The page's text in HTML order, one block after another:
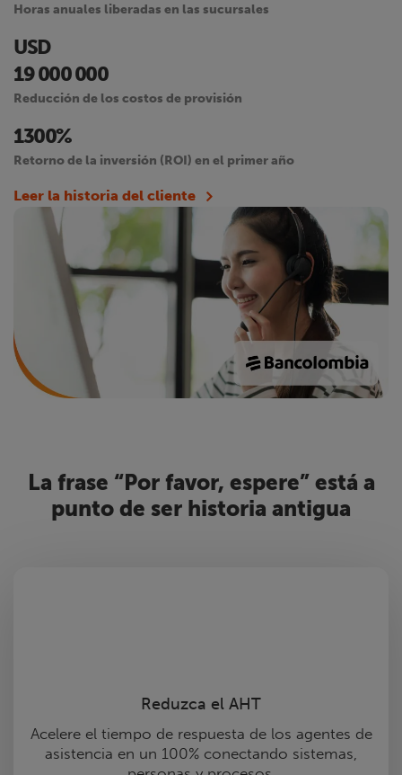
Horas anuales liberadas en las sucursales
USD
19 000 000
Reducción de los costos de provisión
1300%
Retorno de la inversión (ROI) en el primer año
Leer la historia del cliente
La frase “Por favor, espere” está a
punto de ser historia antigua
Reduzca el AHT
Acelere el tiempo de respuesta de los agentes de
asistencia en un 100% conectando sistemas,